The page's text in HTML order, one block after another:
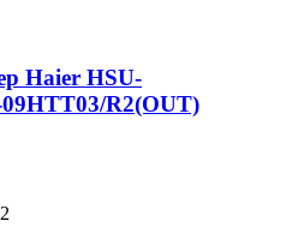
Haier HSU-
R2(OUT)